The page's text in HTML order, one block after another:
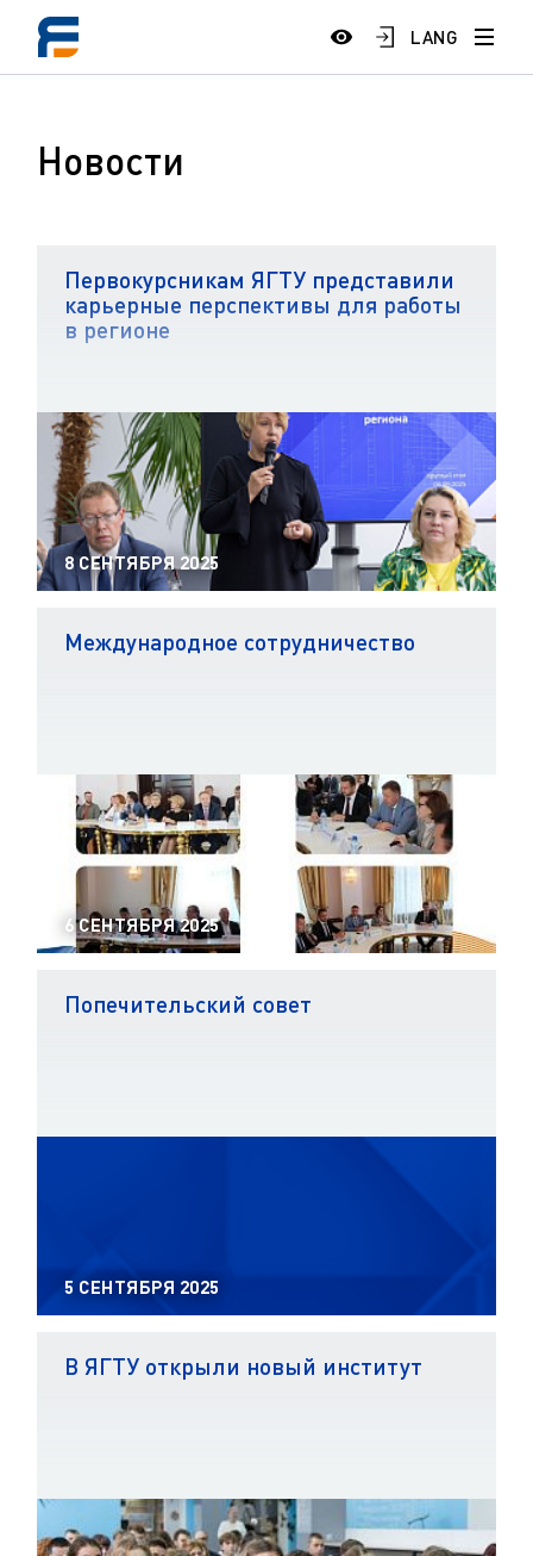
LANG
Новости
Первокурсникам ЯГТУ представили
карьерные перспективы для работы
в регионе
8 СЕНТЯБРЯ 2025
Международное сотрудничество
6 СЕНТЯБРЯ 2025
Попечительский совет
5 СЕНТЯБРЯ 2025
В ЯГТУ открыли новый институт